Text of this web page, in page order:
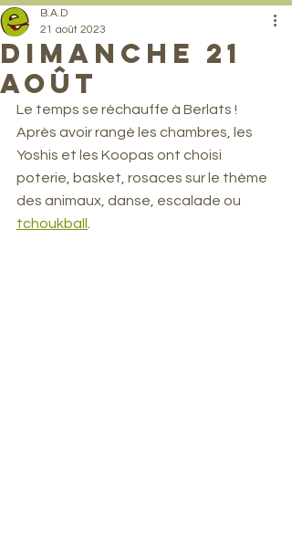
Dimanche 21
août
B.A.D
21 août 2023
Le temps se réchauffe à Berlats !
Après avoir rangé les chambres, les
Yoshis et les Koopas ont choisi
poterie, basket, rosaces sur le thème
des animaux, danse, escalade ou
tchoukball